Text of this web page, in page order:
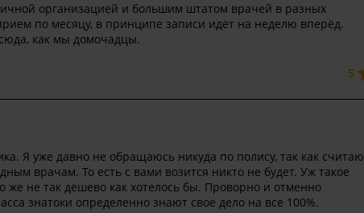
организацией и большим штатом врачей в разных
по месяцу, в принципе записи идёт на неделю вперёд.
как мы домочадцы.
5
Я уже давно не обращаюсь никуда по полису, так как считаю
врачам. То есть с вами возится никто не будет. Уж такое
же не так дешево как хотелось бы. Проворно и отменно
знатоки определенно знают свое дело на все 100%.